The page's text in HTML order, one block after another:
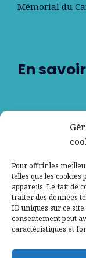
Pour offrir les
telles que les
appareils. Le fait de
traiter des données
ID uniques sur ce
consentement peut
caractéristiques et
Mémorial du
En
Contactez-
Mentions